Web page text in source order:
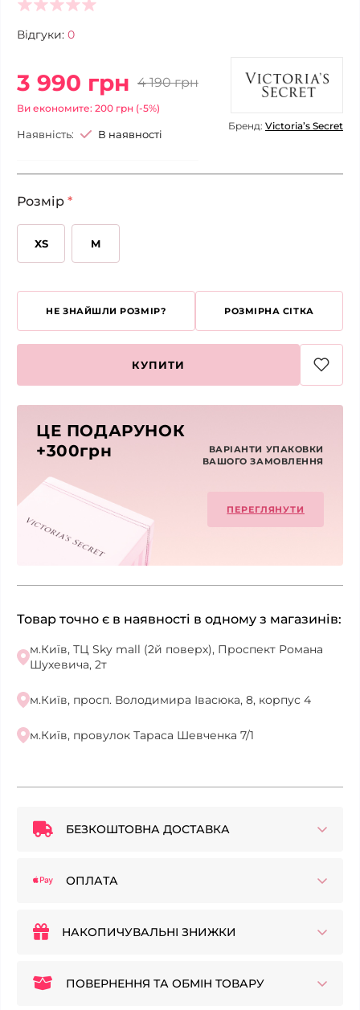
Відгуки: 0
3 990 грн 4 190 грн
Ви економите: 200 грн (-5%)
Наявність: В наявності
Бренд: Victoria’s Secret
Розмір *
XS M
НЕ ЗНАЙШЛИ РОЗМІР? РОЗМІРНА СІТКА
КУПИТИ
ЦЕ ПОДАРУНОК
+300грн
ВАРІАНТИ УПАКОВКИ
ВАШОГО ЗАМОВЛЕННЯ
ПЕРЕГЛЯНУТИ
Товар точно є в наявності в одному з магазинів:
м.Київ, ТЦ Sky mall (2й поверх), Проспект Романа
Шухевича, 2т
м.Київ, просп. Володимира Івасюка, 8, корпус 4
м.Київ, провулок Тараса Шевченка 7/1
БЕЗКОШТОВНА ДОСТАВКА
ОПЛАТА
НАКОПИЧУВАЛЬНІ ЗНИЖКИ
ПОВЕРНЕННЯ ТА ОБМІН ТОВАРУ